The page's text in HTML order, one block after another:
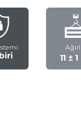
11 ±